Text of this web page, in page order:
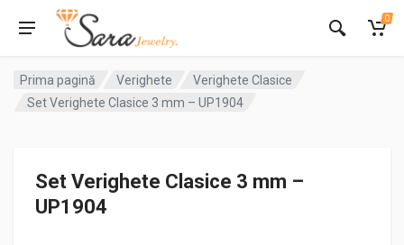
0
Prima pagină Verighete
Verighete Clasice
Set Verighete Clasice 3 mm – UP1904
Set Verighete Clasice 3 mm –
UP1904